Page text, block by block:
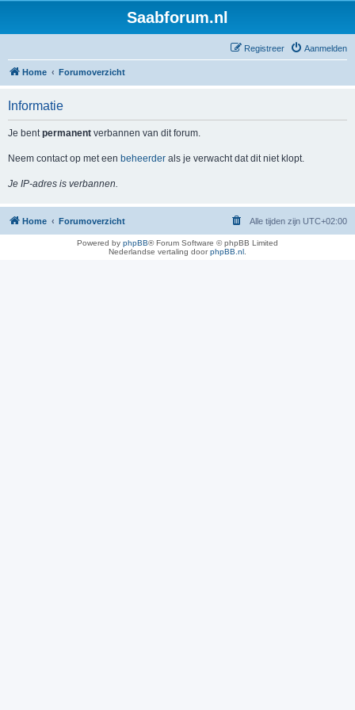
Saabforum.nl
Aanmelden
Registreer
Home Forumoverzicht
Informatie
Je bentpermanent verbannen van dit forum.
Neem contact op met een beheerder als je verwacht dat dit niet klopt.
Je IP-adres is verbannen.
Home Forumoverzicht Alle tijden zijn UTC+02:00
Powered by phpBB® Forum Software © phpBB Limited
Nederlandse vertaling doorphpBB.nl